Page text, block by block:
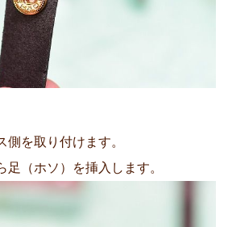
を取り付けます。
（ホソ）を挿入します。